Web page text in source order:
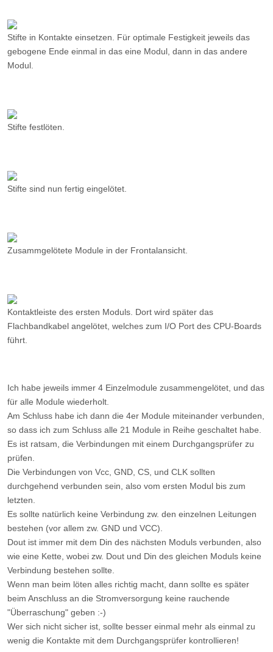
Stifte in Kontakte einsetzen. Für optimale Festigkeit jeweils das
gebogene Ende einmal in das eine Modul, dann in das andere
Modul.
Stifte festlöten.
Stifte sind nun fertig eingelötet.
Zusammgelötete Module in der Frontalansicht.
Kontaktleiste des ersten Moduls. Dort wird später das
Flachbandkabel angelötet, welches zum I/O Port des CPU-Boards
führt.
Ich habe jeweils immer 4 Einzelmodule zusammengelötet, und das
für alle Module wiederholt.
Am Schluss habe ich dann die 4er Module miteinander verbunden,
so dass ich zum Schluss alle 21 Module in Reihe geschaltet habe.
Es ist ratsam, die Verbindungen mit einem Durchgangsprüfer zu
prüfen.
Die Verbindungen von Vcc, GND, CS, und CLK sollten
durchgehend verbunden sein, also vom ersten Modul bis zum
letzten.
Es sollte natürlich keine Verbindung zw. den einzelnen Leitungen
bestehen (vor allem zw. GND und VCC).
Dout ist immer mit dem Din des nächsten Moduls verbunden, also
wie eine Kette, wobei zw. Dout und Din des gleichen Moduls keine
Verbindung bestehen sollte.
Wenn man beim löten alles richtig macht, dann sollte es später
beim Anschluss an die Stromversorgung keine rauchende
"Überraschung" geben :-)
Wer sich nicht sicher ist, sollte besser einmal mehr als einmal zu
wenig die Kontakte mit dem Durchgangsprüfer kontrollieren!